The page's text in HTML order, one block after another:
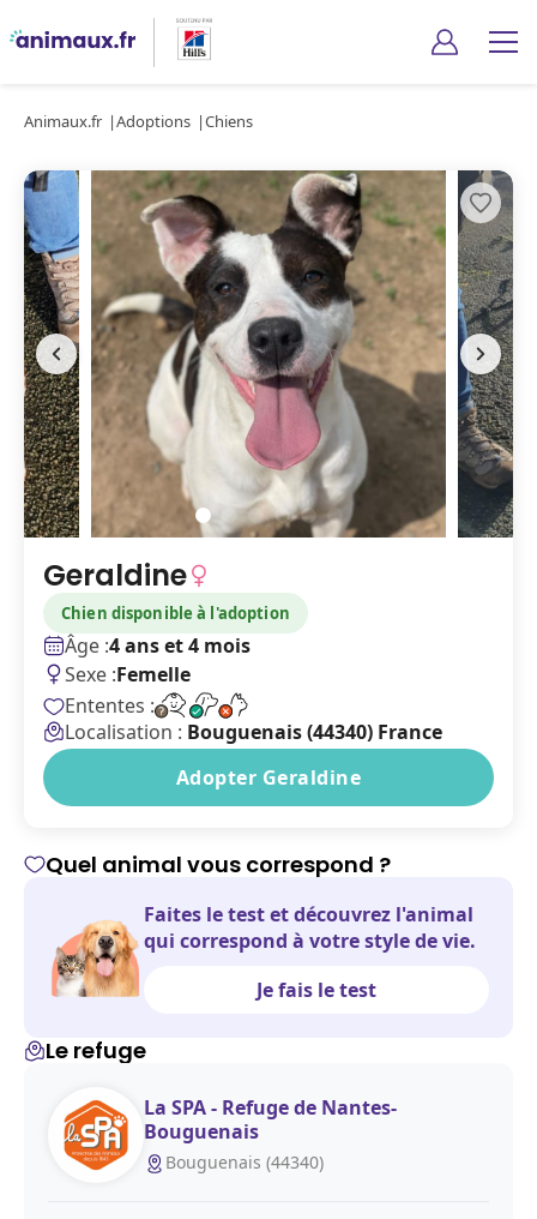
Animaux.fr Adoptions Chiens
Geraldine
Chien disponible à l'adoption
Âge :4 ans et 4 mois
Sexe :Femelle
Ententes :
Localisation : Bouguenais (44340) France
Adopter Geraldine
Quel animal vous correspond ?
Faites le test et découvrez l'animal
qui correspond à votre style de vie.
Je fais le test
Le refuge
La SPA - Refuge de Nantes-
Bouguenais
Bouguenais (44340)